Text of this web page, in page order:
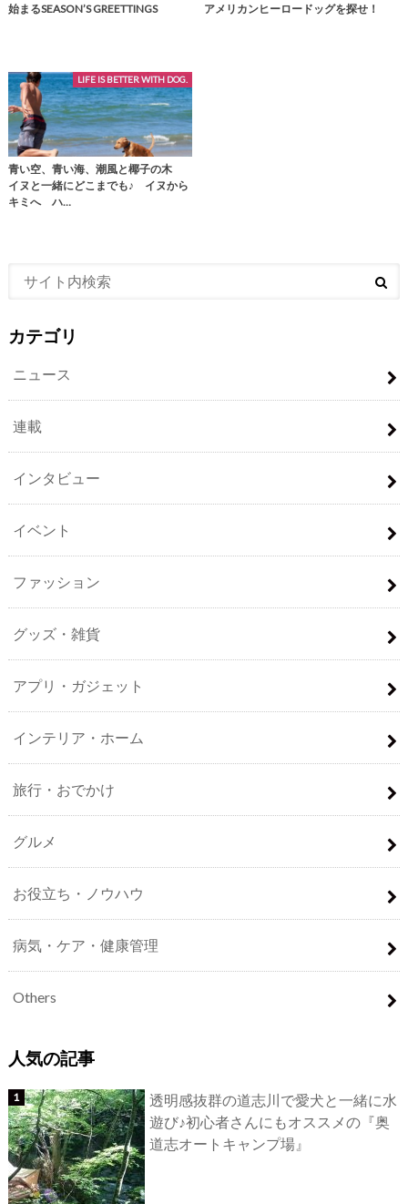
始まるSEASON’S GREETTINGS
アメリカンヒーロードッグを探せ！
LIFE IS BETTER WITH DOG.
青い空、青い海、潮風と椰子の木
イヌと一緒にどこまでも♪ イヌから
キミへ ハ…
カテゴリ
ニュース
連載
インタビュー
イベント
ファッション
グッズ・雑貨
アプリ・ガジェット
インテリア・ホーム
旅行・おでかけ
グルメ
お役立ち・ノウハウ
病気・ケア・健康管理
Others
人気の記事
透明感抜群の道志川で愛犬と一緒に水
遊び♪初心者さんにもオススメの『奥
道志オートキャンプ場』